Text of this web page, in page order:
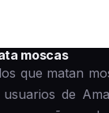
moscas
que matan
de